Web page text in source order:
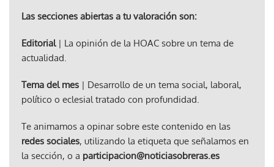
Las secciones abiertas a tu valoración son:
Editorial| La opinión de la HOAC sobre un tema de
actualidad.
Tema del mes | Desarrollo de un tema social, laboral,
político o eclesial tratado con profundidad.
Te animamos a opinar sobre este contenido en las
redes sociales, utilizando la etiqueta que señalamos en
la sección, o a participacion@noticiasobreras.es